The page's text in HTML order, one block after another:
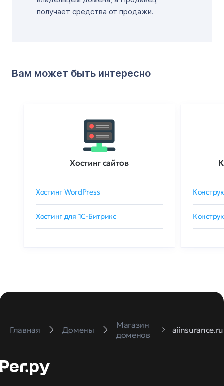
получает средства от продажи.
Вам может быть интересно
Хостинг сайтов
Хостинг WordPress
Хостинг для 1C-Битрикс
Главная Домены
Магазин
доменов
aiinsurance.ru